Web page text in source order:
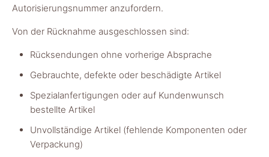
Autorisierungsnummer anzufordern.
Von der Rücknahme ausgeschlossen sind:
Rücksendungen ohne vorherige Absprache
Gebrauchte, defekte oder beschädigte Artikel
Spezialanfertigungen oder auf Kundenwunsch
bestellte Artikel
Unvollständige Artikel (fehlende Komponenten oder
Verpackung)